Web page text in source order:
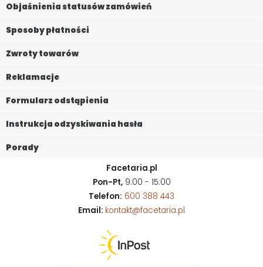
Objaśnienia statusów zamówień
Sposoby płatności
Zwroty towarów
Reklamacje
Formularz odstąpienia
Instrukcja odzyskiwania hasła
Porady
Facetaria.pl
Pon-Pt,9:00 - 15:00
Telefon: 600 388 443
Email: kontakt@facetaria.pl